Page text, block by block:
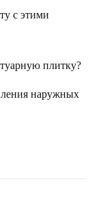
с этими
плитку?
наружных